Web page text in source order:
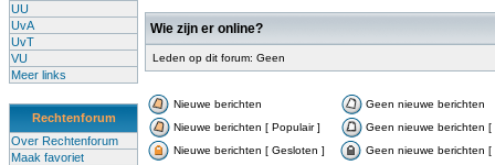
UU
UvA
UvT
VU
Meer links
Rechtenforum
Over Rechtenforum
Maak favoriet
Wie zijn er online?
Leden op dit forum: Geen
Nieuwe berichten
Geen nieuwe berichten
Nieuwe berichten [ Populair ]
Geen nieuwe berichten [
Nieuwe berichten [ Gesloten ]
Geen nieuwe berichten [